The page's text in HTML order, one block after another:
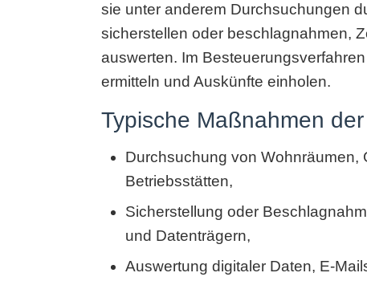
sie unter anderem Durchsuchungen
sicherstellen oder beschlagnahmen,
auswerten. Im
ermitteln und Auskünfte einholen.
Typische Maßnahmen
Durchsuchung von Wohnräumen,
Betriebsstätten,
Sicherstellung oder
und Datenträgern,
Auswertung digitaler Daten, E-